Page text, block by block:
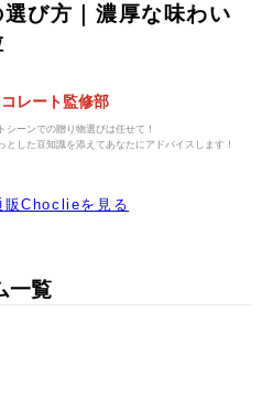
び方｜濃厚な味わい
レート監修部
シーンでの贈り物選びは任せて！
とした豆知識を添えてあなたにアドバイスします！
販Choclieを見る
一覧